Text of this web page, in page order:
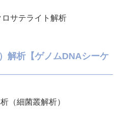
サテライト解析
解析【ゲノムDNAシーケ
（細菌叢解析）